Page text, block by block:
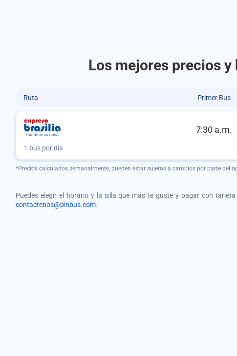
Los mejores precios y
Ruta Primer Bus
7:30 a.m.
1 bus por día
*Precios calculados semanalmente, pueden estar sujetos a cambios por parte del
Puedes elegir el horario y la silla que más te guste y pagar con
contactenos@pinbus.com.